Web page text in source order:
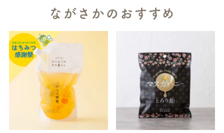
ながさかのおすすめ